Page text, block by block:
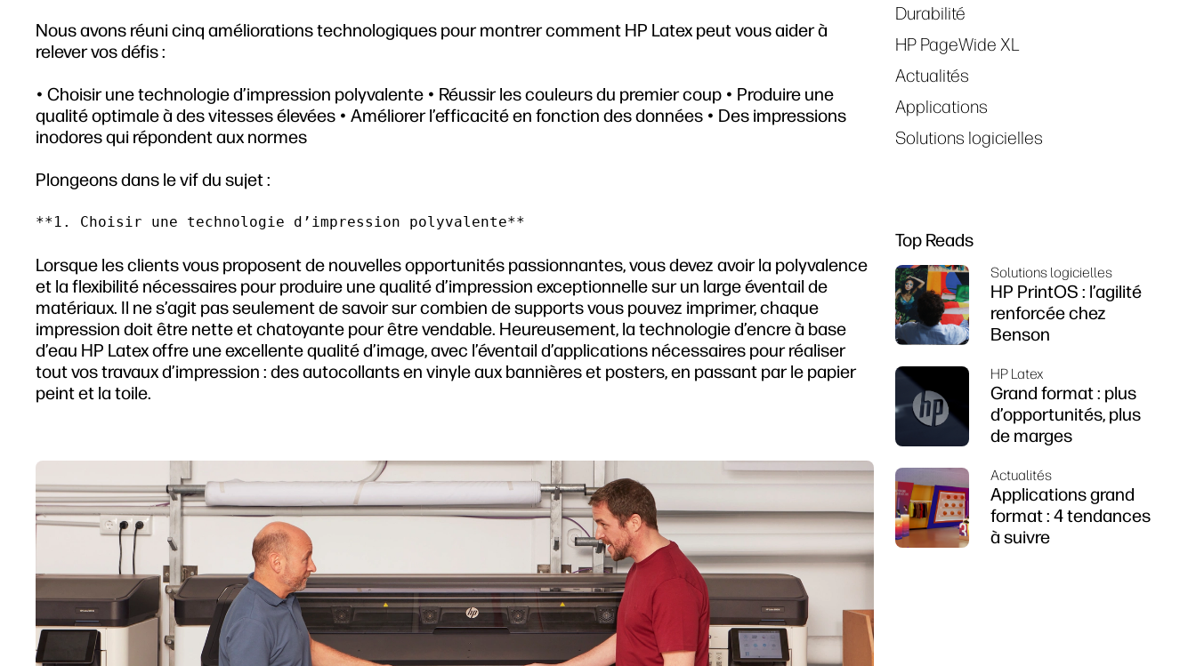
Nous avons réuni cinq améliorations technologiques pour montrer comment HP Latex peut vous aider à
relever vos défis :
• Choisir une technologie d’impression polyvalente • Réussir les couleurs du premier coup • Produire une
qualité optimale à des vitesses élevées • Améliorer l’efficacité en fonction des données • Des impressions
inodores qui répondent aux normes
Plongeons dans le vif du sujet :
Lorsque les clients vous proposent de nouvelles opportunités passionnantes, vous devez avoir la polyvalence
et la flexibilité nécessaires pour produire une qualité d’impression exceptionnelle sur un large éventail de
matériaux. Il ne s’agit pas seulement de savoir sur combien de supports vous pouvez imprimer, chaque
impression doit être nette et chatoyante pour être vendable. Heureusement, la technologie d’encre à base
d’eau HP Latex offre une excellente qualité d’image, avec l’éventail d’applications nécessaires pour réaliser
tout vos travaux d’impression : des autocollants en vinyle aux bannières et posters, en passant par le papier
peint et la toile.
Durabilité
HP PageWide XL
Actualités
Applications
Solutions logicielles
Top Reads
Solutions logicielles
HP PrintOS : l’agilité
renforcée chez
Benson
HP Latex
Grand format : plus
d’opportunités, plus
de marges
Actualités
Applications grand
format : 4 tendances
à suivre